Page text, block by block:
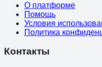
О платформе
Помощь
Условия
Политика
Контакты